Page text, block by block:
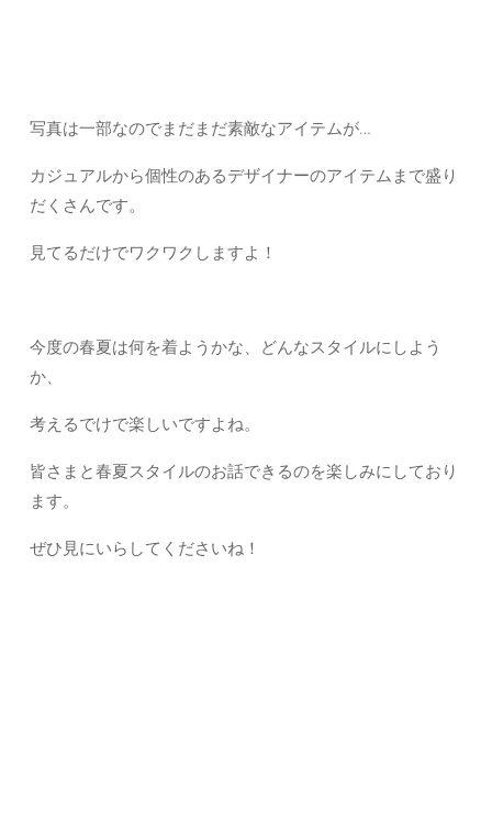
写真は一部なのでまだまだ素敵なアイテムが…
カジュアルから個性のあるデザイナーのアイテムまで盛り
だくさんです。
見てるだけでワクワクしますよ！
今度の春夏は何を着ようかな、どんなスタイルにしよう
か、
考えるでけで楽しいですよね。
皆さまと春夏スタイルのお話できるのを楽しみにしており
ます。
ぜひ見にいらしてくださいね！